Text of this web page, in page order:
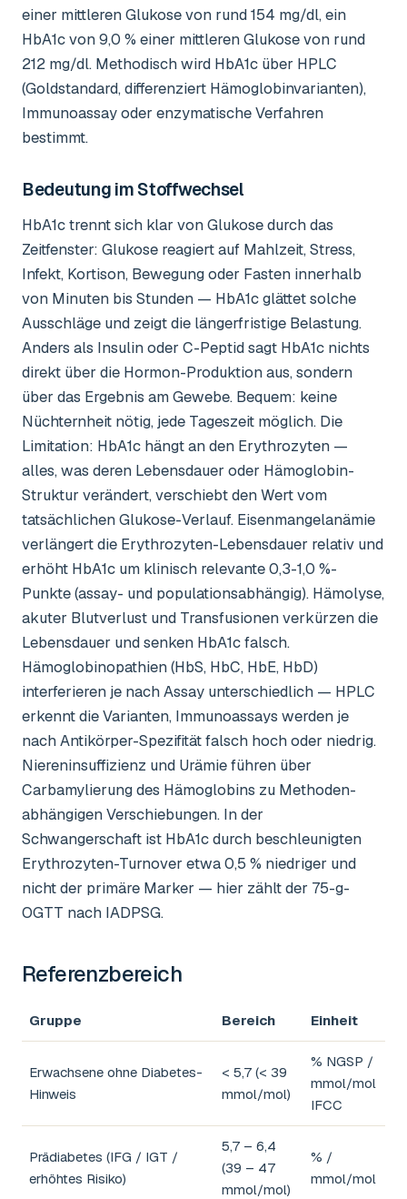
einer mittleren Glukose von rund 154 mg/dl, ein
HbA1c von 9,0 % einer mittleren Glukose von rund
212 mg/dl. Methodisch wird HbA1c über HPLC
(Goldstandard, differenziert Hämoglobinvarianten),
Immunoassay oder enzymatische Verfahren
bestimmt.
Bedeutung im Stoffwechsel
HbA1c trennt sich klar von Glukose durch das
Zeitfenster: Glukose reagiert auf Mahlzeit, Stress,
Infekt, Kortison, Bewegung oder Fasten innerhalb
von Minuten bis Stunden — HbA1c glättet solche
Ausschläge und zeigt die längerfristige Belastung.
Anders als Insulin oder C-Peptid sagt HbA1c nichts
direkt über die Hormon-Produktion aus, sondern
über das Ergebnis am Gewebe. Bequem: keine
Nüchternheit nötig, jede Tageszeit möglich. Die
Limitation: HbA1c hängt an den Erythrozyten —
alles, was deren Lebensdauer oder Hämoglobin-
Struktur verändert, verschiebt den Wert vom
tatsächlichen Glukose-Verlauf. Eisenmangelanämie
verlängert die Erythrozyten-Lebensdauer relativ und
erhöht HbA1c um klinisch relevante 0,3-1,0 %-
Punkte (assay- und populationsabhängig). Hämolyse,
akuter Blutverlust und Transfusionen verkürzen die
Lebensdauer und senken HbA1c falsch.
Hämoglobinopathien (HbS, HbC, HbE, HbD)
interferieren je nach Assay unterschiedlich — HPLC
erkennt die Varianten, Immunoassays werden je
nach Antikörper-Spezifität falsch hoch oder niedrig.
Niereninsuffizienz und Urämie führen über
Carbamylierung des Hämoglobins zu Methoden-
abhängigen Verschiebungen. In der
Schwangerschaft ist HbA1c durch beschleunigten
Erythrozyten-Turnover etwa 0,5 % niedriger und
nicht der primäre Marker — hier zählt der 75-g-
OGTT nach IADPSG.
Referenzbereich
Gruppe Bereich Einheit
Erwachsene ohne Diabetes-
Hinweis
< 5,7 (< 39
mmol/mol)
% NGSP /
mmol/mol
IFCC
Prädiabetes (IFG / IGT /
erhöhtes Risiko)
5,7 – 6,4
(39 – 47
mmol/mol)
% /
mmol/mol